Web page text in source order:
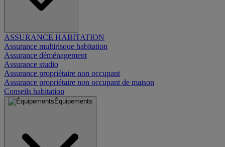
ASSURANCE HABITATION
Assurance multirisque habitation
Assurance déménagement
Assurance studio
Assurance propriétaire non occupant
Assurance propriétaire non occupant de maison
Conseils habitation
Équipements